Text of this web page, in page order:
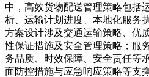
中，高效货物配送管理策略包括
析、运输计划进度、本地化服务
方案设计涉及交通运输策略、优
性保证措施及安全管理策略；服
务品质、时效保障、安全责任等
面防控措施与应急响应策略等支